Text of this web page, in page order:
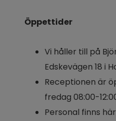
Öppettider
Vi håller till på
Edskevägen 18 i
Receptionen är
fredag 08:00-
Personal finns